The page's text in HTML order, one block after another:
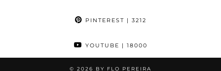
PINTEREST | 3212
YOUTUBE | 18000
© 2026 BY FLO PEREIRA